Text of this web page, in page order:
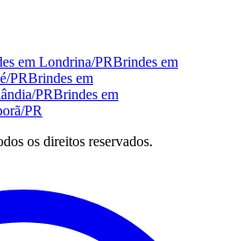
em Londrina/PRBrindes em
/PRBrindes em
/PRBrindes em
/PR
os direitos reservados.